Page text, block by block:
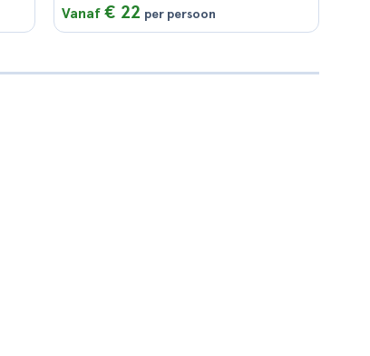
Vanaf € 22 per persoon